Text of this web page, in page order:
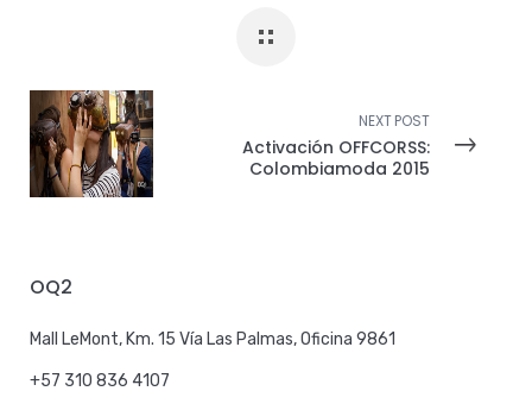
NEXT POST
Activación OFFCORSS:
Colombiamoda 2015
OQ2
Mall LeMont, Km. 15 Vía Las Palmas, Oficina 9861
+57 310 836 4107